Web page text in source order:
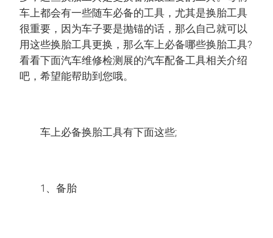
车上都会有一些随车必备的工具，尤其是换胎工具
很重要，因为车子要是抛锚的话，那么自己就可以
用这些换胎工具更换，那么车上必备哪些换胎工具?
看看下面汽车维修检测展的汽车配备工具相关介绍
吧，希望能帮助到您哦。
车上必备换胎工具有下面这些;
1、备胎